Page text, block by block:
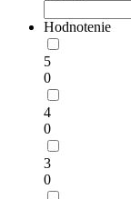
Hodnotenie
5
0
4
0
3
0